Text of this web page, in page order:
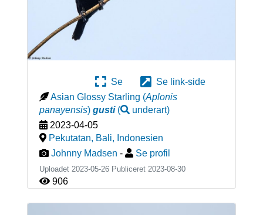
Se
Se link-side
Asian Glossy Starling (Aplonis
panayensis) gusti( underart)
2023-04-05
Pekutatan, Bali, Indonesien
Johnny Madsen - Se profil
Uploadet 2023-05-26 Publiceret 2023-08-30
906